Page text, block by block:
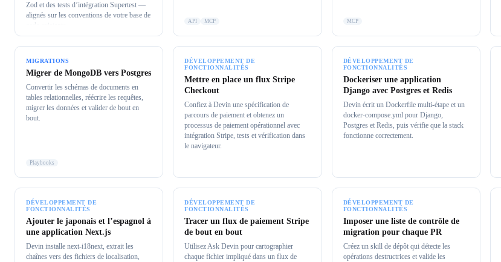
Zod et des tests d’intégration Supertest —
alignés sur les conventions de votre base de
code existante.
API MCP MCP
MIGRATIONS
Migrer de MongoDB vers Postgres
Convertir les schémas de documents en
tables relationnelles, réécrire les requêtes,
migrer les données et valider de bout en
bout.
Playbooks
DÉVELOPPEMENT DE
FONCTIONNALITÉS
Mettre en place un flux Stripe
Checkout
Confiez à Devin une spécification de
parcours de paiement et obtenez un
processus de paiement opérationnel avec
intégration Stripe, tests et vérification dans
le navigateur.
DÉVELOPPEMENT DE
FONCTIONNALITÉS
Dockeriser une application
Django avec Postgres et Redis
Devin écrit un Dockerfile multi-étape et un
docker-compose.yml pour Django,
Postgres et Redis, puis vérifie que la stack
fonctionne correctement.
DÉVELOPPEMENT DE
FONCTIONNALITÉS
Ajouter le japonais et l’espagnol à
une application Next.js
Devin installe next-i18next, extrait les
chaînes vers des fichiers de localisation,
DÉVELOPPEMENT DE
FONCTIONNALITÉS
Tracer un flux de paiement Stripe
de bout en bout
Utilisez Ask Devin pour cartographier
chaque fichier impliqué dans un flux de
DÉVELOPPEMENT DE
FONCTIONNALITÉS
Imposer une liste de contrôle de
migration pour chaque PR
Créez un skill de dépôt qui détecte les
opérations destructrices et valide les